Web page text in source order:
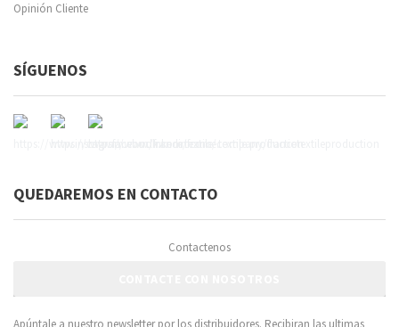
Opinión Cliente
SÍGUENOS
QUEDAREMOS EN CONTACTO
Contactenos